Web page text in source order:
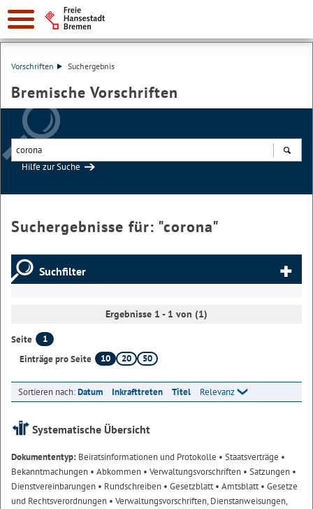
Vorschriften Suchergebnis
Bremische Vorschriften
Hilfe zur Suche
Suchergebnisse für: "corona"
Suchfilter
Ergebnisse 1 - 1 von (1)
Seite
1
Einträge pro Seite
10 20 50
Sortieren nach:Datum Inkrafttreten Titel Relevanz
Systematische Übersicht
Dokumententyp: Beiratsinformationen und Protokolle • Staatsverträge •
Bekanntmachungen • Abkommen • Verwaltungsvorschriften • Satzungen •
Dienstvereinbarungen • Rundschreiben • Gesetzblatt• Amtsblatt• Gesetze
und Rechtsverordnungen • Verwaltungsvorschriften, Dienstanweisungen,